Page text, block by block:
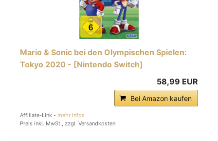
Mario & Sonic bei den Olympischen Spielen:
Tokyo 2020 - [Nintendo Switch]
58,99 EUR
Bei Amazon kaufen
Affiliate-Link - mehr Infos
Preis inkl. MwSt., zzgl. Versandkosten